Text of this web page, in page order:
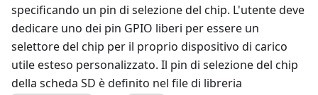
specificando un pin di selezione del chip. L'utente deve
dedicare uno dei pin GPIO liberi per essere un
selettore del chip per il proprio dispositivo di carico
utile esteso personalizzato. Il pin di selezione del chip
della scheda SD è definito nel file di libreria